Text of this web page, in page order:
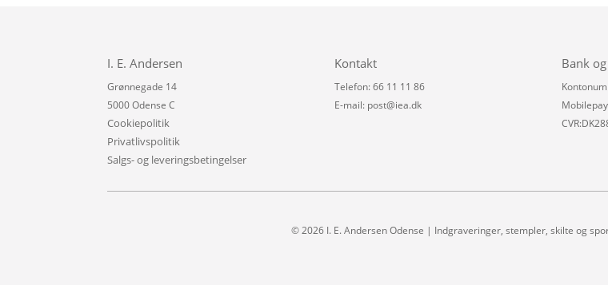
I. E. Andersen
Grønnegade 14
5000 Odense C
Cookiepolitik
Privatlivspolitik
Salgs- og leveringsbetingelser
Kontakt
Telefon: 66 11 11 86
E-mail: post@iea.dk
Bank og
© 2026 I. E. Andersen Odense | Indgraveringer, stempler, skilte og